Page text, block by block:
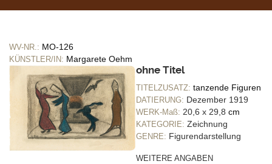
WV-NR.: MO-126
KÜNSTLER/IN: Margarete Oehm
ohne Titel
TITELZUSATZ: tanzende Figuren
DATIERUNG: Dezember 1919
WERK-Maß: 20,6 x 29,8 cm
KATEGORIE: Zeichnung
GENRE: Figurendarstellung
WEITERE ANGABEN